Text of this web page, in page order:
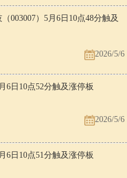
003007）5月6日10点48分触及
2026/5/6
6日10点52分触及涨停板
2026/5/6
6日10点51分触及涨停板